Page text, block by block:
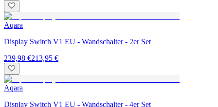
Aqara
Display Switch V1 EU - Wandschalter - 2er Set
239,98 €213,95 €
Aqara
Display Switch V1 EU - Wandschalter - 4er Set